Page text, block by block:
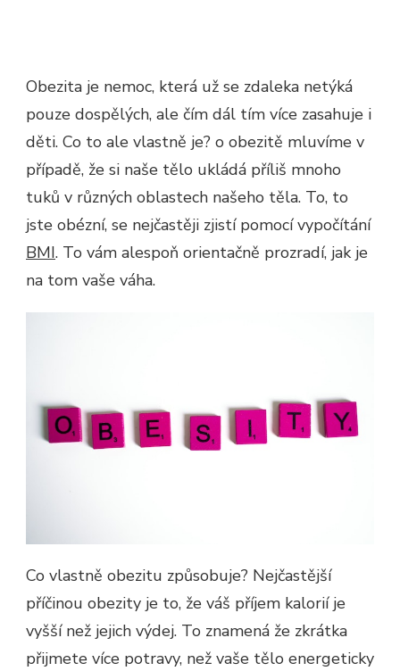
Obezita je nemoc, která už se zdaleka netýká
pouze dospělých, ale čím dál tím více zasahuje i
děti. Co to ale vlastně je? o obezitě mluvíme v
případě, že si naše tělo ukládá příliš mnoho
tuků v různých oblastech našeho těla. To, to
jste obézní, se nejčastěji zjistí pomocí vypočítání
BMI. To vám alespoň orientačně prozradí, jak je
na tom vaše váha.
Co vlastně obezitu způsobuje? Nejčastější
příčinou obezity je to, že váš příjem kalorií je
vyšší než jejich výdej. To znamená že zkrátka
přijmete více potravy, než vaše tělo energeticky